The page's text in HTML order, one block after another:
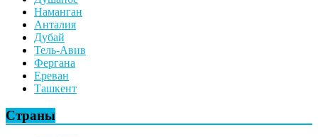
Наманган
Анталия
Дубай
Тель-Авив
Фергана
Ереван
Ташкент
Страны